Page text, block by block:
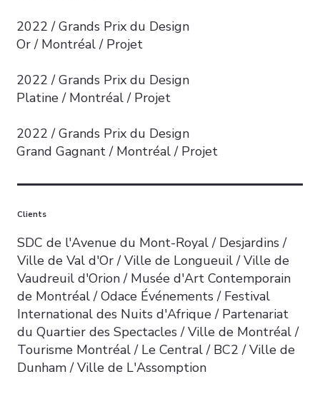
2022 / Grands Prix du Design
Or / Montréal / Projet
2022 / Grands Prix du Design
Platine / Montréal / Projet
2022 / Grands Prix du Design
Grand Gagnant / Montréal / Projet
Clients
SDC de l'Avenue du Mont-Royal / Desjardins /
Ville de Val d'Or / Ville de Longueuil / Ville de
Vaudreuil d'Orion / Musée d'Art Contemporain
de Montréal / Odace Événements / Festival
International des Nuits d'Afrique / Partenariat
du Quartier des Spectacles / Ville de Montréal /
Tourisme Montréal / Le Central / BC2 / Ville de
Dunham / Ville de L'Assomption